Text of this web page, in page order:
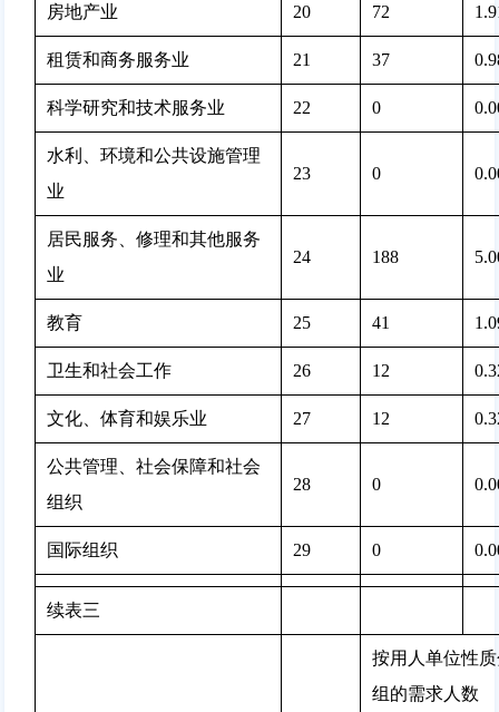
房地产业 20 72
租赁和商务服务业 21 37
科学研究和技术服务业 22 0
水利、环境和公共设施管理
业
23 0
居民服务、修理和其他服务
业
24 188
教育 25 41
卫生和社会工作 26 12
文化、体育和娱乐业 27 12
公共管理、社会保障和社会
组织
28 0
国际组织 29 0
续表三
按用人单位性
组的需求人数